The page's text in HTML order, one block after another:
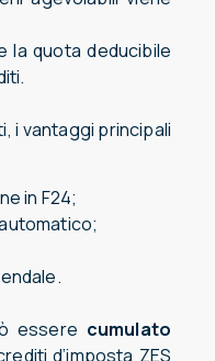
la quota deducibile
i vantaggi principali
in F24;
essere cumulato
d’imposta ZES